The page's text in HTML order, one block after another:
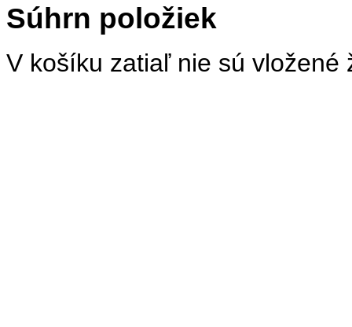
Súhrn položiek
V košíku zatiaľ nie sú vložené